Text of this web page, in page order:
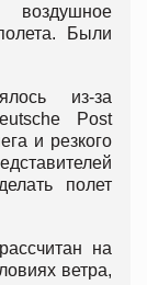
Были
из-за
Post
и резкого
полет
на
ветра,